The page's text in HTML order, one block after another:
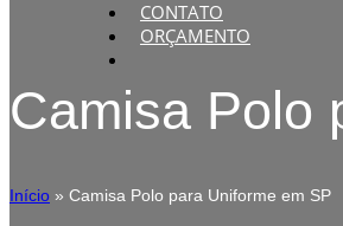
CONTATO
ORÇAMENTO
Camisa Polo
Início » Camisa Polo para Uniforme em SP